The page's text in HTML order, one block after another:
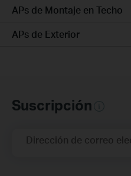
APs de Montaje en Techo
APs de Exterior
Suscripción
Dirección de correo